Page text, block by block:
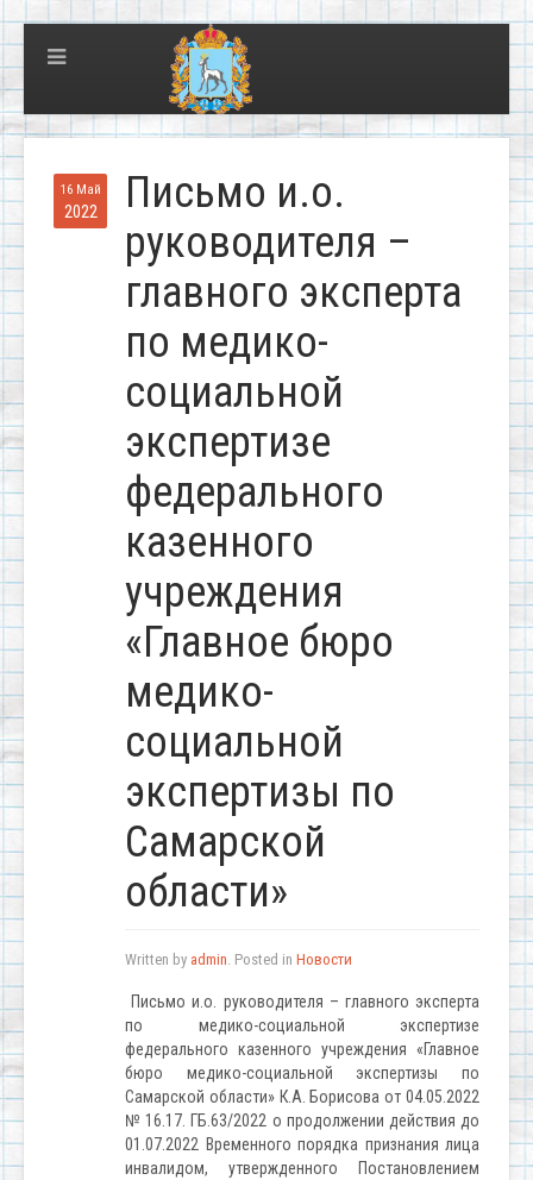
16 Май
2022
Письмо и.о.
руководителя –
главного эксперта
по медико-
социальной
экспертизе
федерального
казенного
учреждения
«Главное бюро
медико-
социальной
экспертизы по
Самарской
области»
Written by admin. Posted in Новости
Письмо и.о. руководителя – главного эксперта
по медико-социальной экспертизе
федерального казенного учреждения «Главное
бюро медико-социальной экспертизы по
Самарской области» К.А. Борисова от 04.05.2022
№ 16.17. ГБ.63/2022 о продолжении действия до
01.07.2022 Временного порядка признания лица
инвалидом, утвержденного Постановлением